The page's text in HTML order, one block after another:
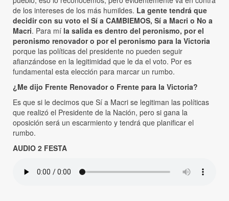
de los intereses de los más humildes. La gente tendrá que
decidir con su voto el Sí a CAMBIEMOS, Sí a Macri o No a
Macri. Para mí la salida es dentro del peronismo, por el
peronismo renovador o por el peronismo para la Victoria
porque las políticas del presidente no pueden seguir
afianzándose en la legitimidad que le da el voto. Por es
fundamental esta elección para marcar un rumbo.
¿Me dijo Frente Renovador o Frente para la Victoria?
Es que si le decimos que Sí a Macri se legitiman las políticas
que realizó el Presidente de la Nación, pero si gana la
oposición será un escarmiento y tendrá que planificar el
rumbo.
AUDIO 2 FESTA